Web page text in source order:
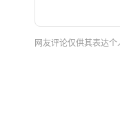
网友评论仅供其表达